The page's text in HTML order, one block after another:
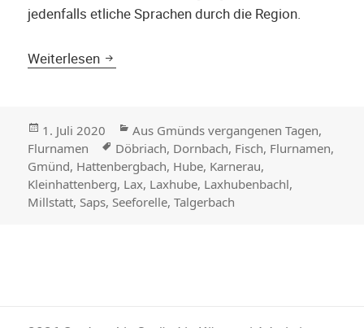
jedenfalls etliche Sprachen durch die Region.
Weiterlesen Lax-Hube: Über den Namen LAX und die
Veröffentlicht
am
1. Juli 2020 Kategorien
Aus Gmünds vergangenen Tagen,
Flurnamen
Stichwörter
Döbriach, Dornbach, Fisch, Flurnamen,
Gmünd, Hattenbergbach, Hube, Karnerau,
Kleinhattenberg, Lax, Laxhube, Laxhubenbachl,
Millstatt, Saps, Seeforelle,Talgerbach